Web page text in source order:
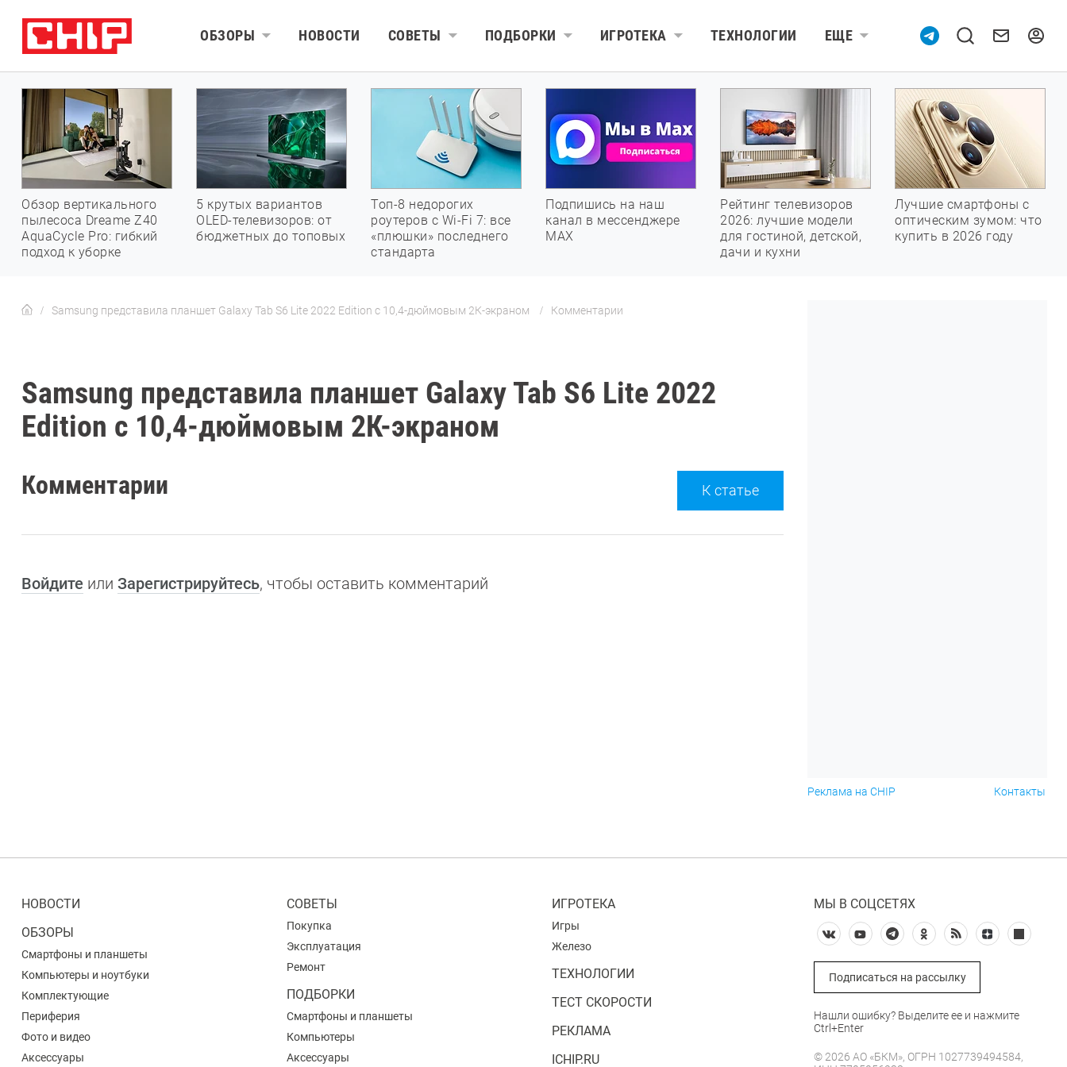
ОБЗОРЫ НОВОСТИ СОВЕТЫ ПОДБОРКИ ИГРОТЕКА ТЕХНОЛОГИИ ЕЩЕ
Обзор вертикального
пылесоса Dreame Z40
AquaCycle Pro: гибкий
подход к уборке
5 крутых вариантов
OLED-телевизоров: от
бюджетных до топовых
Топ-8 недорогих
роутеров с Wi-Fi 7: все
«плюшки» последнего
стандарта
Подпишись на наш
канал в мессенджере
МАХ
Рейтинг телевизоров
2026: лучшие модели
для гостиной, детской,
дачи и кухни
Лучшие смартфоны с
оптическим зумом: что
купить в 2026 году
Samsung представила планшет Galaxy Tab S6 Lite 2022 Edition с 10,4-дюймовым 2К-экраном Комментарии
Samsung представила планшет Galaxy Tab S6 Lite 2022
Edition с 10,4-дюймовым 2К-экраном
Комментарии К статье
Войдите или Зарегистрируйтесь, чтобы оставить комментарий
Реклама на CHIP Контакты
НОВОСТИ
ОБЗОРЫ
Смартфоны и планшеты
Компьютеры и ноутбуки
Комплектующие
Периферия
Фото и видео
Аксессуары
СОВЕТЫ
Покупка
Эксплуатация
Ремонт
ПОДБОРКИ
Смартфоны и планшеты
Компьютеры
Аксессуары
ИГРОТЕКА
Игры
Железо
ТЕХНОЛОГИИ
ТЕСТ СКОРОСТИ
РЕКЛАМА
ICHIP.RU
МЫ В СОЦСЕТЯХ
Подписаться на рассылку
Нашли ошибку? Выделите ее и нажмите
Ctrl+Enter
© 2026 АО «БКМ», ОГРН 1027739494584,